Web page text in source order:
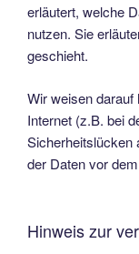
erläutert, welche
nutzen. Sie
geschieht.
Wir weisen darauf
Internet (z.B. bei
Sicherheitslücken
der Daten vor
Hinweis zur